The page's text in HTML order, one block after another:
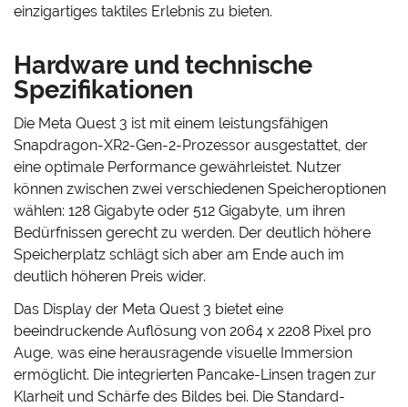
einzigartiges taktiles Erlebnis zu bieten.
Hardware und technische
Spezifikationen
Die Meta Quest 3 ist mit einem leistungsfähigen
Snapdragon-XR2-Gen-2-Prozessor ausgestattet, der
eine optimale Performance gewährleistet. Nutzer
können zwischen zwei verschiedenen Speicheroptionen
wählen: 128 Gigabyte oder 512 Gigabyte, um ihren
Bedürfnissen gerecht zu werden. Der deutlich höhere
Speicherplatz schlägt sich aber am Ende auch im
deutlich höheren Preis wider.
Das Display der Meta Quest 3 bietet eine
beeindruckende Auflösung von 2064 x 2208 Pixel pro
Auge, was eine herausragende visuelle Immersion
ermöglicht. Die integrierten Pancake-Linsen tragen zur
Klarheit und Schärfe des Bildes bei. Die Standard-